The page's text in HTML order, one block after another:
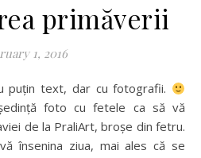
primăverii
1, 2016
puțin text, dar cu fotografii.
foto cu fetele ca să vă
de la PraliArt, broșe din fetru.
însenina ziua, mai ales că se